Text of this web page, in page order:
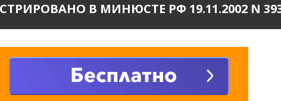
В МИНЮСТЕ РФ 19.11.2002 N